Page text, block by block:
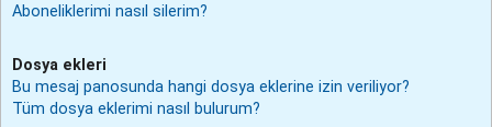
Aboneliklerimi nasıl silerim?
Dosya ekleri
Bu mesaj panosunda hangi dosya eklerine izin veriliyor?
Tüm dosya eklerimi nasıl bulurum?